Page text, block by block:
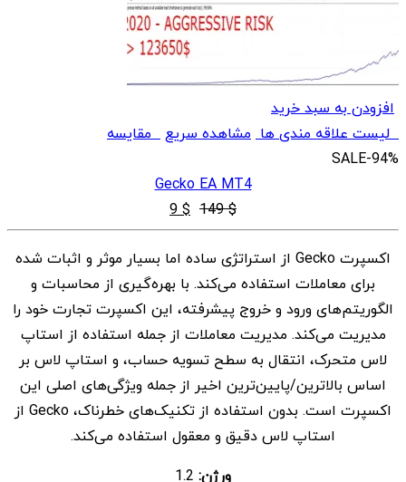
افزودن به سبد خرید
لیست علاقه مندی ها مشاهده سریعمقایسه
SALE-94%
Gecko EA MT4
$
149
قیمت
اصلی
$ 149
بود.
$
9 قیمت
فعلی
$ 9
است.
اکسپرت Gecko از استراتژی ساده اما بسیار موثر و اثبات شده
برای معاملات استفاده می‌کند. با بهره‌گیری از محاسبات و
الگوریتم‌های ورود و خروج پیشرفته، این اکسپرت تجارت خود را
مدیریت می‌کند. مدیریت معاملات از جمله استفاده از استاپ
لاس متحرک، انتقال به سطح تسویه حساب، و استاپ لاس بر
اساس بالاترین/پایین‌ترین اخیر از جمله ویژگی‌های اصلی این
اکسپرت است. بدون استفاده از تکنیک‌های خطرناک، Gecko از
استاپ لاس دقیق و معقول استفاده می‌کند.
ورژن: